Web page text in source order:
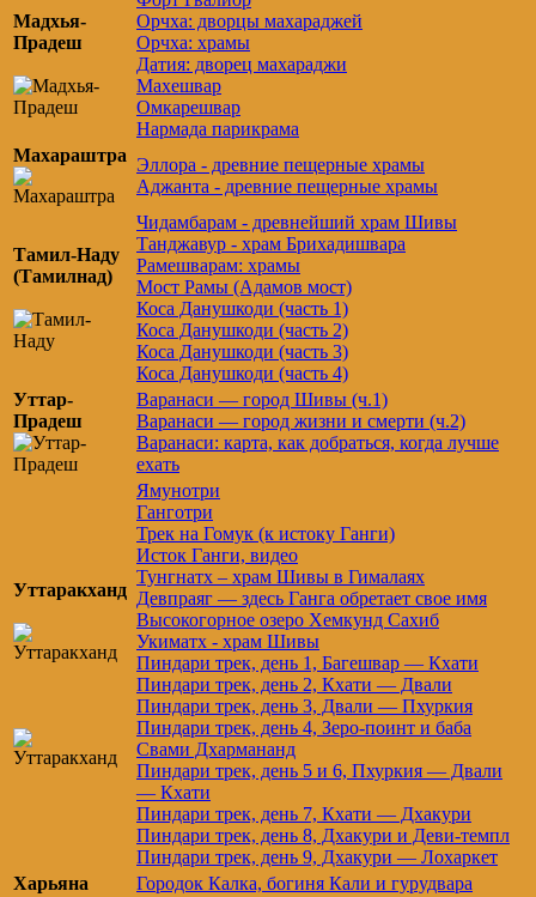
Мадхья-
Прадеш
Орчха: дворцы махараджей
Орчха: храмы
Датия: дворец махараджи
Махешвар
Омкарешвар
Нармада парикрама
Махараштра Эллора - древние пещерные храмы
Аджанта - древние пещерные храмы
Тамил-Наду
(Тамилнад)
Чидамбарам - древнейший храм Шивы
Танджавур - храм Брихадишвара
Рамешварам: храмы
Мост Рамы (Адамов мост)
Коса Данушкоди (часть 1)
Коса Данушкоди (часть 2)
Коса Данушкоди (часть 3)
Коса Данушкоди (часть 4)
Уттар-
Прадеш
Варанаси — город Шивы (ч.1)
Варанаси — город жизни и смерти (ч.2)
Варанаси: карта, как добраться, когда лучше
ехать
Уттаракханд
Ямунотри
Ганготри
Трек на Гомук (к истоку Ганги)
Исток Ганги, видео
Тунгнатх – храм Шивы в Гималаях
Девпраяг — здесь Ганга обретает свое имя
Высокогорное озеро Хемкунд Сахиб
Укиматх - храм Шивы
Пиндари трек, день 1, Багешвар — Кхати
Пиндари трек, день 2, Кхати — Двали
Пиндари трек, день 3, Двали — Пхуркия
Пиндари трек, день 4, Зеро-поинт и баба
Свами Дхармананд
Пиндари трек, день 5 и 6, Пхуркия — Двали
— Кхати
Пиндари трек, день 7, Кхати — Дхакури
Пиндари трек, день 8, Дхакури и Деви-темпл
Пиндари трек, день 9, Дхакури — Лохаркет
Харьяна
Городок Калка, богиня Кали и гурудвара